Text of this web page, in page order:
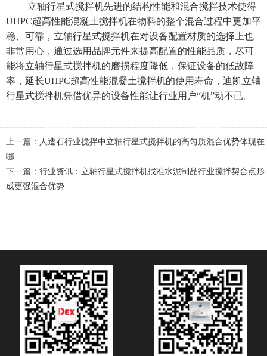
立轴行星式搅拌机先进的结构性能和混合搅拌技术使得
UHPC超高性能混凝土搅拌机在物料的整个混合过程中更加平
稳、可靠， 立轴行星式搅拌机在对设备配置材质的选择上也
非常用心，通过选用品牌元件来提高配置的性能品质，尽可
能将立轴行星式搅拌机的磨损程度降低，保证设备的低故障
率，延长UHPC超高性能混凝土搅拌机的使用寿命，迪凯立轴
行星式搅拌机凭借优异的设备性能让行业用户“机”动不已。
上一篇： 人造石行业搅拌中立轴行星式搅拌机的高匀质混合优势体现在
哪
下一篇： 行业资讯：立轴行星式搅拌机找准水泥制品行业搅拌契合点形
成更强混合优势